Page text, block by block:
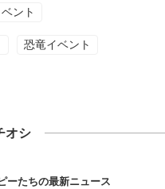
ント
恐竜イベント
オシ
ーたちの最新ニュース